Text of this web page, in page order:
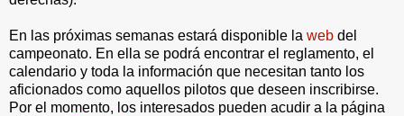
En las próximas semanas estará disponible la web del
campeonato. En ella se podrá encontrar el reglamento, el
calendario y toda la información que necesitan tanto los
aficionados como aquellos pilotos que deseen inscribirse.
Por el momento, los interesados pueden acudir a la página